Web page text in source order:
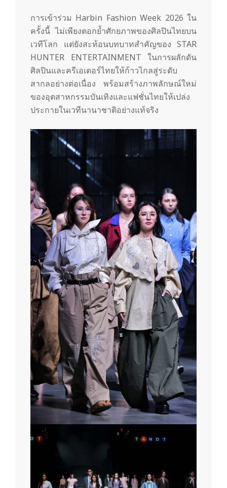
การเข้าร่วม Harbin Fashion Week 2026 ใน
ครั้งนี้ ไม่เพียงตอกย้ำศักยภาพของศิลปินไทยบน
เวทีโลก แต่ยังสะท้อนบทบาทสำคัญของ STAR
HUNTER ENTERTAINMENT ในการผลักดัน
ศิลปินและครีเอเตอร์ไทยให้ก้าวไกลสู่ระดับ
สากลอย่างต่อเนื่อง พร้อมสร้างภาพลักษณ์ใหม่
ของอุตสาหกรรมบันเทิงและแฟชั่นไทยให้เปล่ง
ประกายในเวทีนานาชาติอย่างแท้จริง